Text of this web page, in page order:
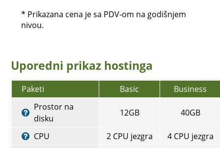
* Prikazana cena je sa PDV-om na godišnjem
nivou.
Uporedni prikaz hostinga
Paketi Basic
Business
Prostor na
disku
12GB 40GB
CPU 2 CPU jezgra
4 CPU jezgra